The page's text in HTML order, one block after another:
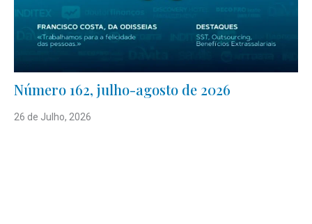
Número 162, julho-agosto de 2026
26 de Julho, 2026